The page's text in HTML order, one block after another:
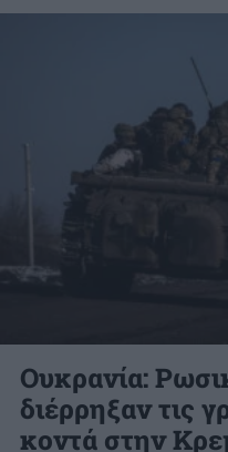
Ουκρανία:
διέρρηξαν τις
κοντά στην